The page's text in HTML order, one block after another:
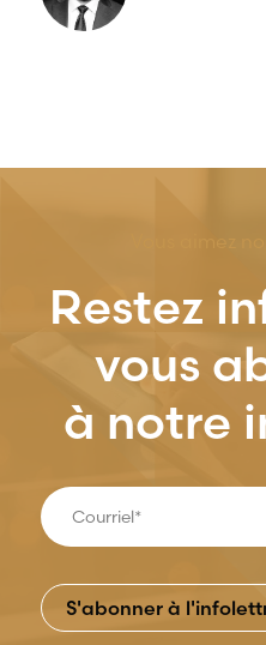
Restez
vous
à notre